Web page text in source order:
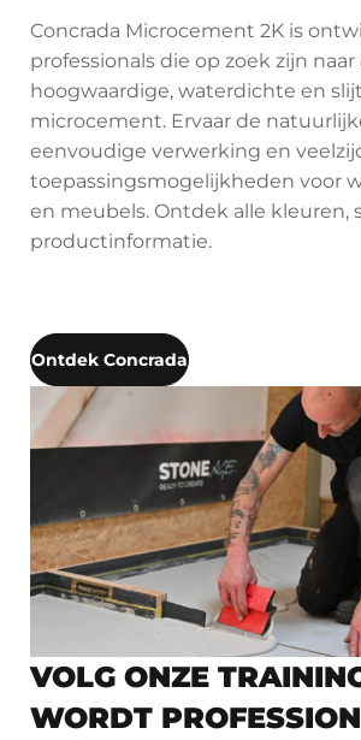
Concrada Microcement 2K is
professionals die op zoek zijn naar
hoogwaardige, waterdichte en
microcement. Ervaar de
eenvoudige verwerking en
toepassingsmogelijkheden voor
en meubels. Ontdek alle kleuren,
productinformatie.
Ontdek Concrada
VOLG ONZE
WORDT